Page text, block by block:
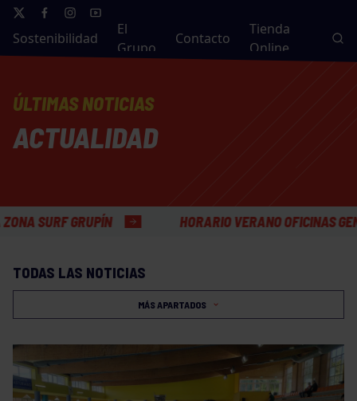
Sostenibilidad
El
Grupo
Contacto
Tienda
Online
ÚLTIMAS NOTICIAS
ACTUALIDAD
HORARIO VERANO OFICINAS GENERALES
TODAS LAS NOTICIAS
MÁS APARTADOS